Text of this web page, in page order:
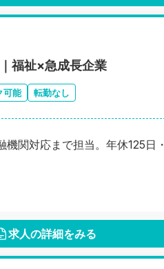
福祉×急成長企業
可能 転勤なし
関対応まで担当。年休125日・
求人の詳細をみる